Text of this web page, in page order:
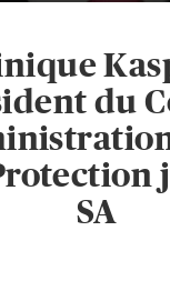
du
SA